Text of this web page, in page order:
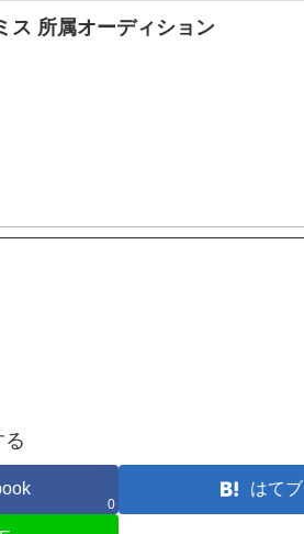
ス 所属オーディション
る
0
はてブ